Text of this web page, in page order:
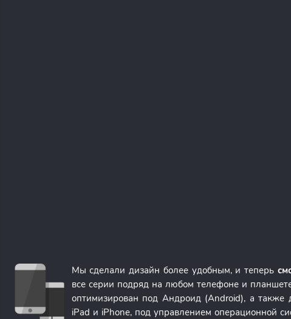
Мы сделали дизайн более удобным, и теперь
все серии подряд на любом телефоне и
оптимизирован под Андроид (Android), а также
iPad и iPhone, под управлением операционной